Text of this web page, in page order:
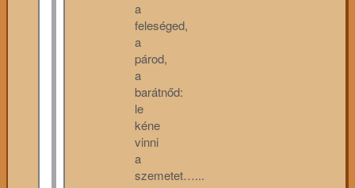
a
feleséged,
a
párod,
a
barátnőd:
le
kéne
vinni
a
szemetet…...